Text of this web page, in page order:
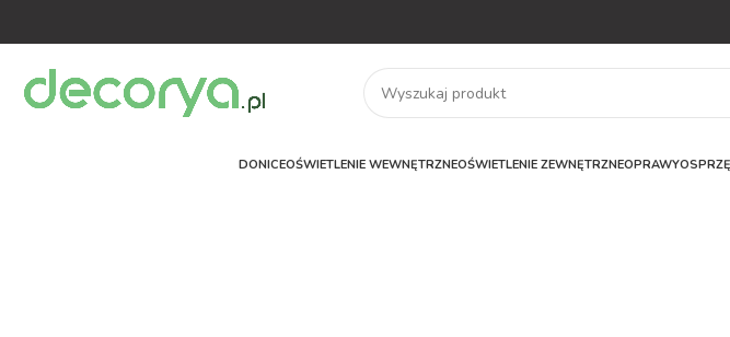
DONICEOŚWIETLENIE WEWNĘTRZNEOŚWIETLENIE ZEWNĘTRZNEOPRAWY